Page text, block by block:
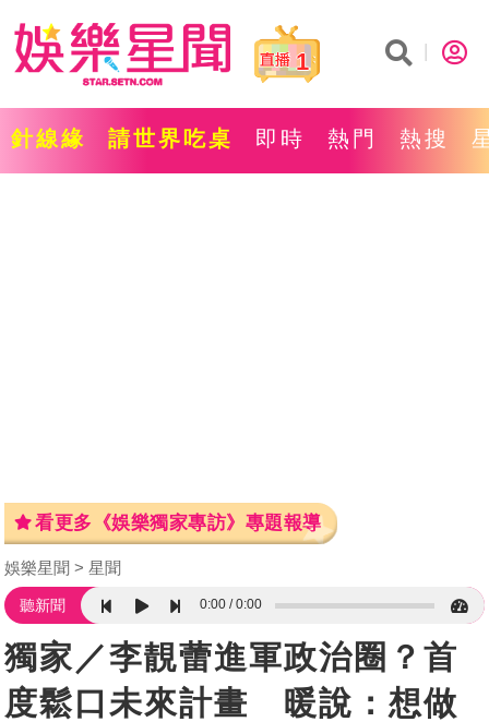
1
針線緣 請世界吃桌 即時 熱門 熱搜
看更多《娛樂獨家專訪》專題報導
娛樂星聞 星聞
聽新聞 0:00 0:00
獨家／李靚蕾進軍政治圈？首
度鬆口未來計畫 暖說：想做